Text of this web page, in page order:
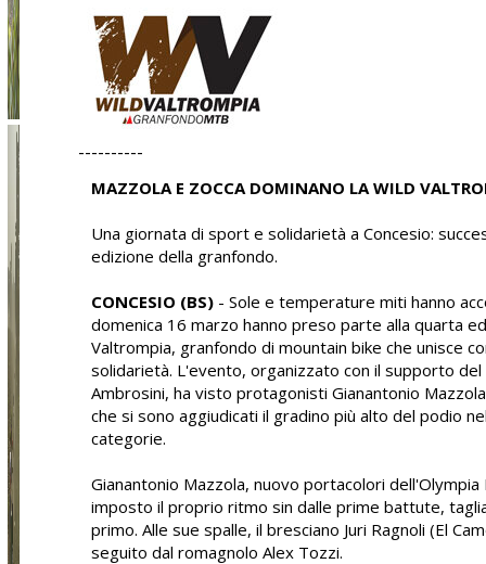
----------
MAZZOLA E ZOCCA DOMINANO LA WILD
Una giornata di sport e solidarietà a Concesio:
edizione della granfondo.
CONCESIO (BS) - Sole e temperature miti hanno
domenica 16 marzo hanno preso parte alla quarta
Valtrompia, granfondo di mountain bike che unisce
solidarietà. L'evento, organizzato con il supporto del
Ambrosini, ha visto protagonisti Gianantonio
che si sono aggiudicati il gradino più alto del podio
categorie.
Gianantonio Mazzola, nuovo portacolori dell'Olympia
imposto il proprio ritmo sin dalle prime battute,
primo. Alle sue spalle, il bresciano Juri Ragnoli (El
seguito dal romagnolo Alex Tozzi.